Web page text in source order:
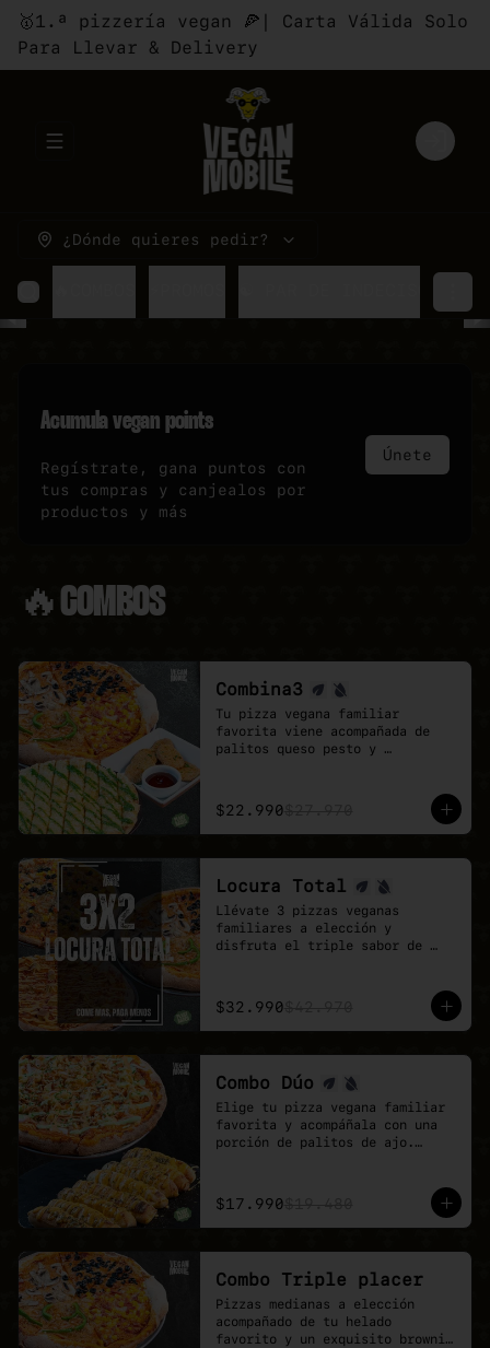
🥇1.ª pizzería vegan 🍕| Carta Válida Solo
Para Llevar & Delivery
Abrir menu de navegación Login
¿Dónde quieres pedir?
Acumulavegan points
Regístrate, gana puntos con
tus compras y canjealos por
productos y más
Únete
🔥COMBOS
Combina3
Tu pizza vegana familiar
favorita viene acompañada de
palitos queso pesto y
contundente y pensada para
quienes buscan mas sabores.
$22.990
Locura Total
Llévate 3 pizzas veganas
familiares a elección y
disfruta el triple sabor de
reuniones de trabajo o fines de
semana con hambre de pizza
vegana.
$32.990
Combo Dúo
Elige tu pizza vegana familiar
favorita y acompáñala con una
porción de palitos de ajo.
disfrutar todo el sabor de
Veganmobile.
$17.990
Combo Triple placer
Pizzas medianas a elección
acompañado de tu helado
favorito y un exquisito brownie